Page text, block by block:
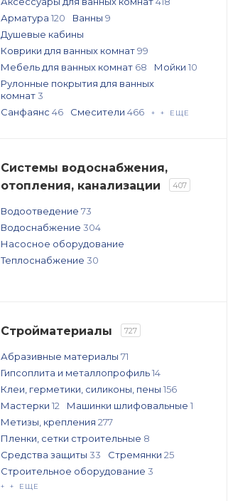
Арматура 120 Ванны 9
Душевые кабины
Коврики для ванных комнат99
Мебель для ванных комнат 68 Мойки 10
Рулонные покрытия для ванных
комнат3
Санфаянс 46 Смесители 466 + + ЕЩЕ
Системы водоснабжения,
отопления, канализации
407
Водоотведение 73
Водоснабжение 304
Насосное оборудование
Теплоснабжение 30
Стройматериалы 727
Абразивные материалы 71
Гипсоплита и металлопрофиль14
Клеи, герметики, силиконы, пены 156
Мастерки 12 Машинки шлифовальные 1
Метизы, крепления 277
Пленки, сетки строительные 8
Средства защиты 33 Стремянки 25
Строительное оборудование 3
+ + ЕЩЕ